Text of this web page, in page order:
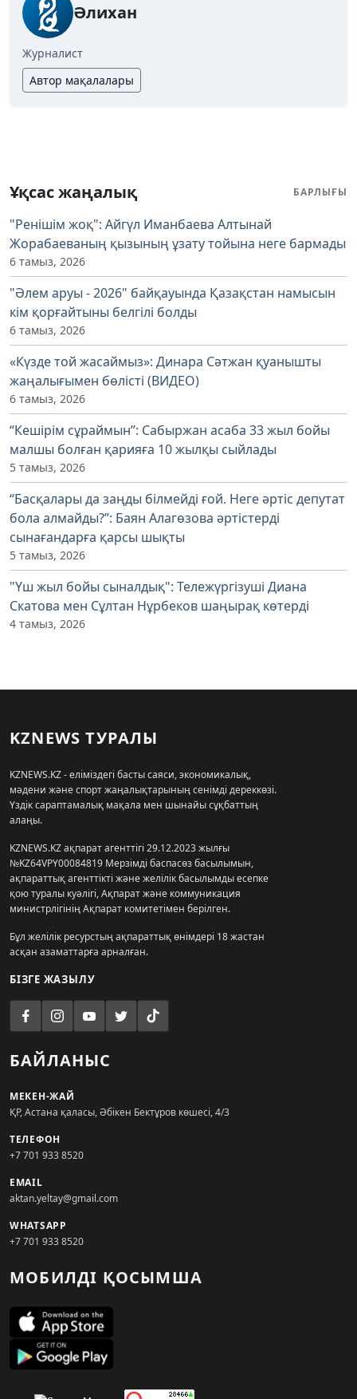
Әлихан
Журналист
Автор мақалалары
Ұқсас жаңалық БАРЛЫҒЫ
"Ренішім жоқ": Айгүл Иманбаева Алтынай
Жорабаеваның қызының ұзату тойына неге бармады
6 тамыз, 2026
"Әлем аруы - 2026" байқауында Қазақстан намысын
кім қорғайтыны белгілі болды
6 тамыз, 2026
«Күзде той жасаймыз»: Динара Сәтжан қуанышты
жаңалығымен бөлісті (ВИДЕО)
6 тамыз, 2026
“Кешірім сұраймын”: Сабыржан асаба 33 жыл бойы
малшы болған қарияға 10 жылқы сыйлады
5 тамыз, 2026
“Басқалары да заңды білмейді ғой. Неге әртіс депутат
бола алмайды?”: Баян Алагөзова әртістерді
сынағандарға қарсы шықты
5 тамыз, 2026
"Үш жыл бойы сыналдық": Тележүргізуші Диана
Скатова мен Сұлтан Нұрбеков шаңырақ көтерді
4 тамыз, 2026
KZNEWS ТУРАЛЫ
KZNEWS.KZ - еліміздегі басты саяси, экономикалық,
мәдени және спорт жаңалықтарының сенімді дереккөзі.
Үздік сараптамалық мақала мен шынайы сұқбаттың
алаңы.
KZNEWS.KZ ақпарат агенттігі 29.12.2023 жылғы
№KZ64VPY00084819 Мерзімді баспасөз басылымын,
ақпараттық агенттікті және желілік басылымды есепке
қою туралы куәлігі, Ақпарат және коммуникация
министрлігінің Ақпарат комитетімен берілген.
Бұл желілік ресурстың ақпараттық өнімдері 18 жастан
асқан азаматтарға арналған.
БІЗГЕ ЖАЗЫЛУ
БАЙЛАНЫС
МЕКЕН-ЖАЙ
ҚР, Астана қаласы, Әбікен Бектұров көшесі, 4/3
ТЕЛЕФОН
+7 701 933 8520
EMAIL
aktan.yeltay@gmail.com
WHATSAPP
+7 701 933 8520
МОБИЛДІ ҚОСЫМША